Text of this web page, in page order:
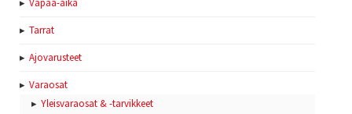
Tarrat
Ajovarusteet
Varaosat
Yleisvaraosat & -tarvikkeet